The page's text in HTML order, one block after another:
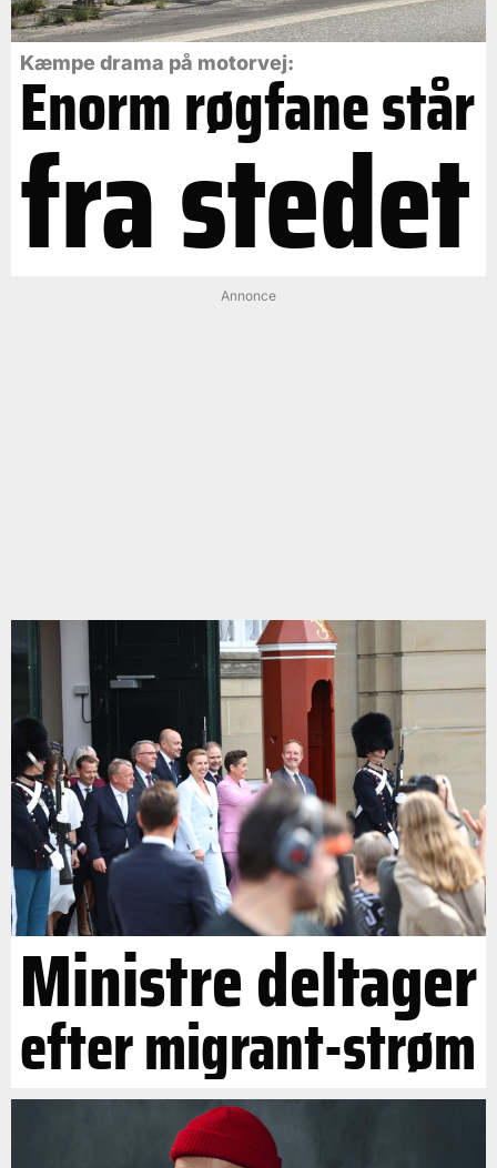
Kæmpe drama på motorvej:
Enorm røgfane står
fra stedet
Annonce
Ministre deltager
efter migrant-strøm